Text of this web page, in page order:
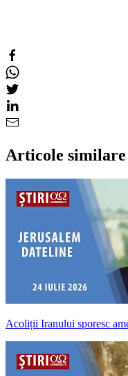
Articole similare
Acoliții Iranului sporesc